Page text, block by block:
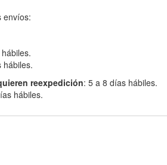
envíos:
hábiles.
reexpedición: 5 a 8 días hábiles.
hábiles.